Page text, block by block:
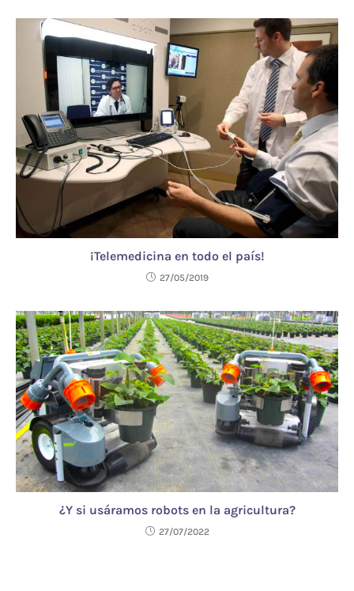
¡Telemedicina en todo el país!
27/05/2019
¿Y si usáramos robots en la agricultura?
27/07/2022